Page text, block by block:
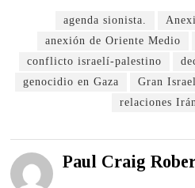
agenda sionista.
anexión de Oriente Medio
conflicto israelí-palestino
genocidio en Gaza
Gran Israel
relaciones
Paul Craig